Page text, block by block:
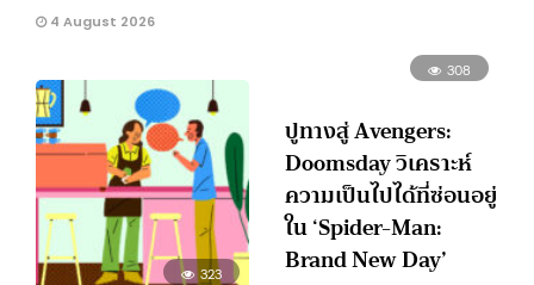
4 August 2026
323
308
ปูทางสู่ Avengers:
Doomsday วิเคราะห์
ความเป็นไปได้ที่ซ่อนอยู่
ใน ‘Spider-Man:
Brand New Day’